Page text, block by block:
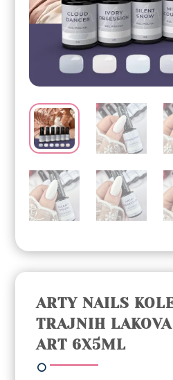
ARTY NAILS
TRAJNIH
ART 6X5ML